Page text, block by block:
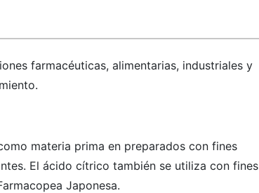
farmacéuticas, alimentarias, industriales y
materia prima en preparados con fines
El ácido cítrico también se utiliza con fines
Japonesa.